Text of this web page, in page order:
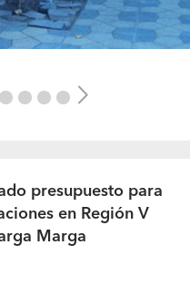
Next
presupuesto para
en Región V
Marga